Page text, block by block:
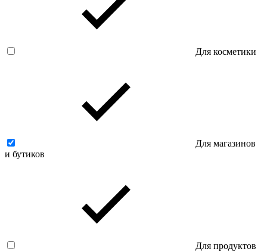
Для косметики
Для магазинов
и бутиков
Для продуктов